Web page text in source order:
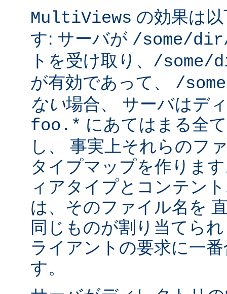
MultiViews の効果は
す: サーバが /some/
トを受け取り、 /some/
が有効であって、 /
ない場合、 サーバはデ
foo.* にあてはまる全
し、 事実上それらのフ
タイプマップを作りま
ィアタイプとコンテン
は、そのファイル名を
同じものが割り当てら
ライアントの要求に一
す。